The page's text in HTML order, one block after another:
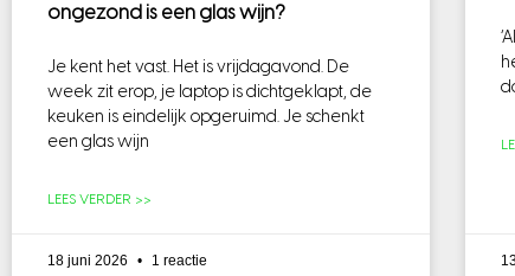
ongezond is een glas wijn?
Je kent het vast. Het is vrijdagavond. De
week zit erop, je laptop is dichtgeklapt, de
keuken is eindelijk opgeruimd. Je schenkt
een glas wijn
LEES VERDER >>
18 juni 2026 1 reactie